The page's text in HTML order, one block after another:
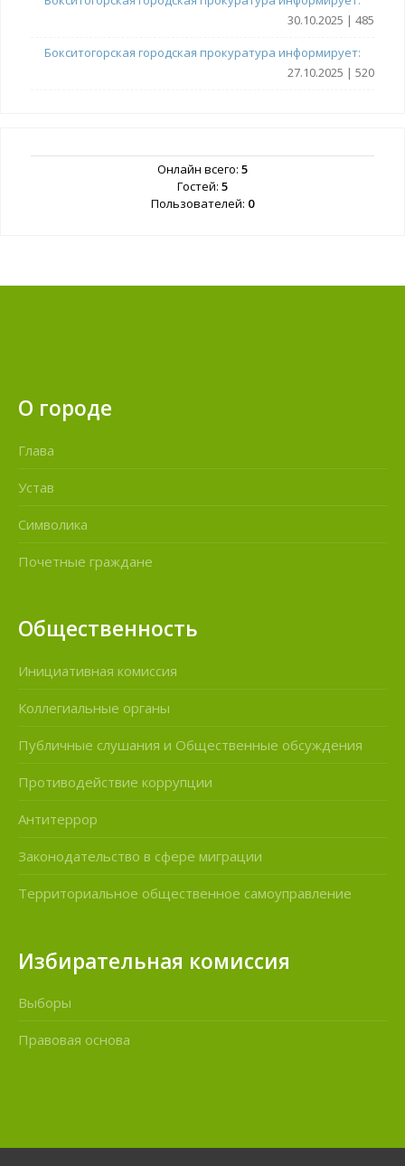
30.10.2025 | 485
Бокситогорская городская прокуратура информирует:
27.10.2025 | 520
Онлайн всего: 5
Гостей: 5
Пользователей: 0
О городе
Глава
Устав
Символика
Почетные граждане
Общественность
Инициативная комиссия
Коллегиальные органы
Публичные слушания и Общественные обсуждения
Противодействие коррупции
Антитеррор
Законодательство в сфере миграции
Территориальное общественное самоуправление
Избирательная комиссия
Выборы
Правовая основа